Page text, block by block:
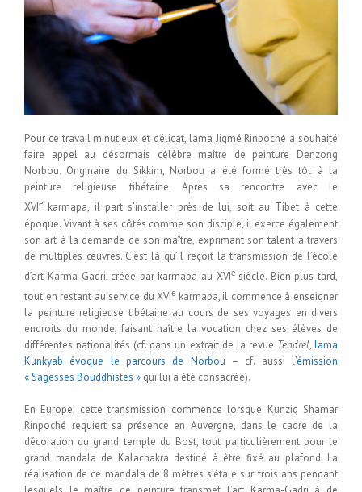
Pour ce travail minutieux et délicat, lama Jigmé Rinpoché a souhaité
faire appel au désormais célèbre maître de peinture Denzong
Norbou. Originaire du Sikkim, Norbou a été formé très tôt à la
peinture religieuse tibétaine. Après sa rencontre avec le
XVIe karmapa, il part s’installer près de lui, soit au Tibet à cette
époque. Vivant à ses côtés comme son disciple, il exerce également
son art à la demande de son maître, exprimant son talent à travers
de multiples œuvres. C’est là qu’il reçoit la transmission de l’école
d’art Karma-Gadri, créée par karmapa au XVIesiècle. Bien plus tard,
tout en restant au service du XVIe karmapa, il commence à enseigner
la peinture religieuse tibétaine au cours de ses voyages en divers
endroits du monde, faisant naître la vocation chez ses élèves de
différentes nationalités (cf. dans un extrait de la revue Tendrel,lama
Kunkyab évoque le parcours de Norbou – cf. aussi l’émission
« Sagesses Bouddhistes » qui lui a été consacrée).
En Europe, cette transmission commence lorsque Kunzig Shamar
Rinpoché requiert sa présence en Auvergne, dans le cadre de la
décoration du grand temple du Bost, tout particulièrement pour le
grand mandala de Kalachakra destiné à être fixé au plafond. La
réalisation de ce mandala de 8 mètres s’étale sur trois ans pendant